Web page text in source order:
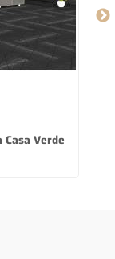
Verde